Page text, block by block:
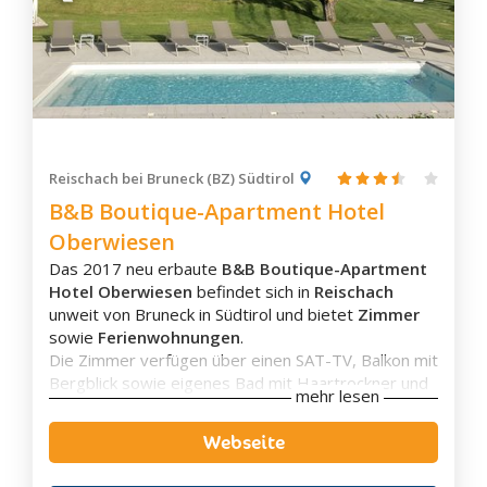
Welschnofen
Hochpustertal/Drei Zinnen
Innichen
Niederdorf
Toblach
Seiser Alm-Schlerngebiet
Kastelruth
Seis
Tiers am Rosengarten
Völs
Aufstiegsanlagen insDolomiti-Superski Gebiet.
Terrasse
Balkon
Flachbild-TV
Waschmaschine
Schallisolierung
Aussicht
Reischach bei Bruneck (BZ) Südtirol
B&B Boutique-Apartment Hotel
Oberwiesen
Das 2017 neu erbaute B&B Boutique-Apartment
Hotel Oberwiesen befindet sich in Reischach
unweit von Bruneck in Südtirol und bietet Zimmer
sowie Ferienwohnungen.
Die Zimmer verfügen über einen SAT-TV, Balkon mit
Bergblick sowie eigenes Bad mit Haartrockner und
Safe. In den Apartments gibt es zudem eine
Küchenzeile und Esstisch.
In den Sommermonaten lädt die großflächige
mehr lesen
Webseite